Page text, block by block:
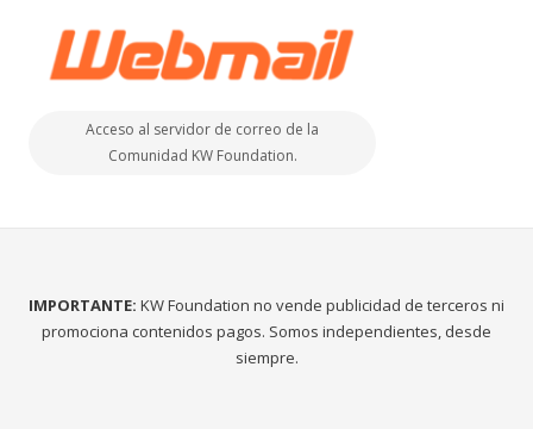
Acceso al servidor de correo de la
Comunidad KW Foundation.
IMPORTANTE: KW Foundation no vende publicidad de terceros ni
promociona contenidos pagos. Somos independientes, desde
siempre.